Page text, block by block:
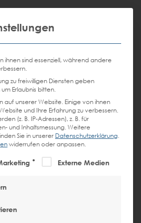
Anrufen
DE EN
ihnen sind essenziell, während andere
zu freiwilligen Diensten geben
Erlaubnis bitten.
unserer Website. Einige von ihnen
und Ihre Erfahrung zu verbessern.
(z. B. IP-Adressen), z. B. für
und Inhaltsmessung. Weitere
Sie in unserer Datenschutzerklärung.
widerrufen oder anpassen.
für die eine Einwilligung erteilt
Externe Medien